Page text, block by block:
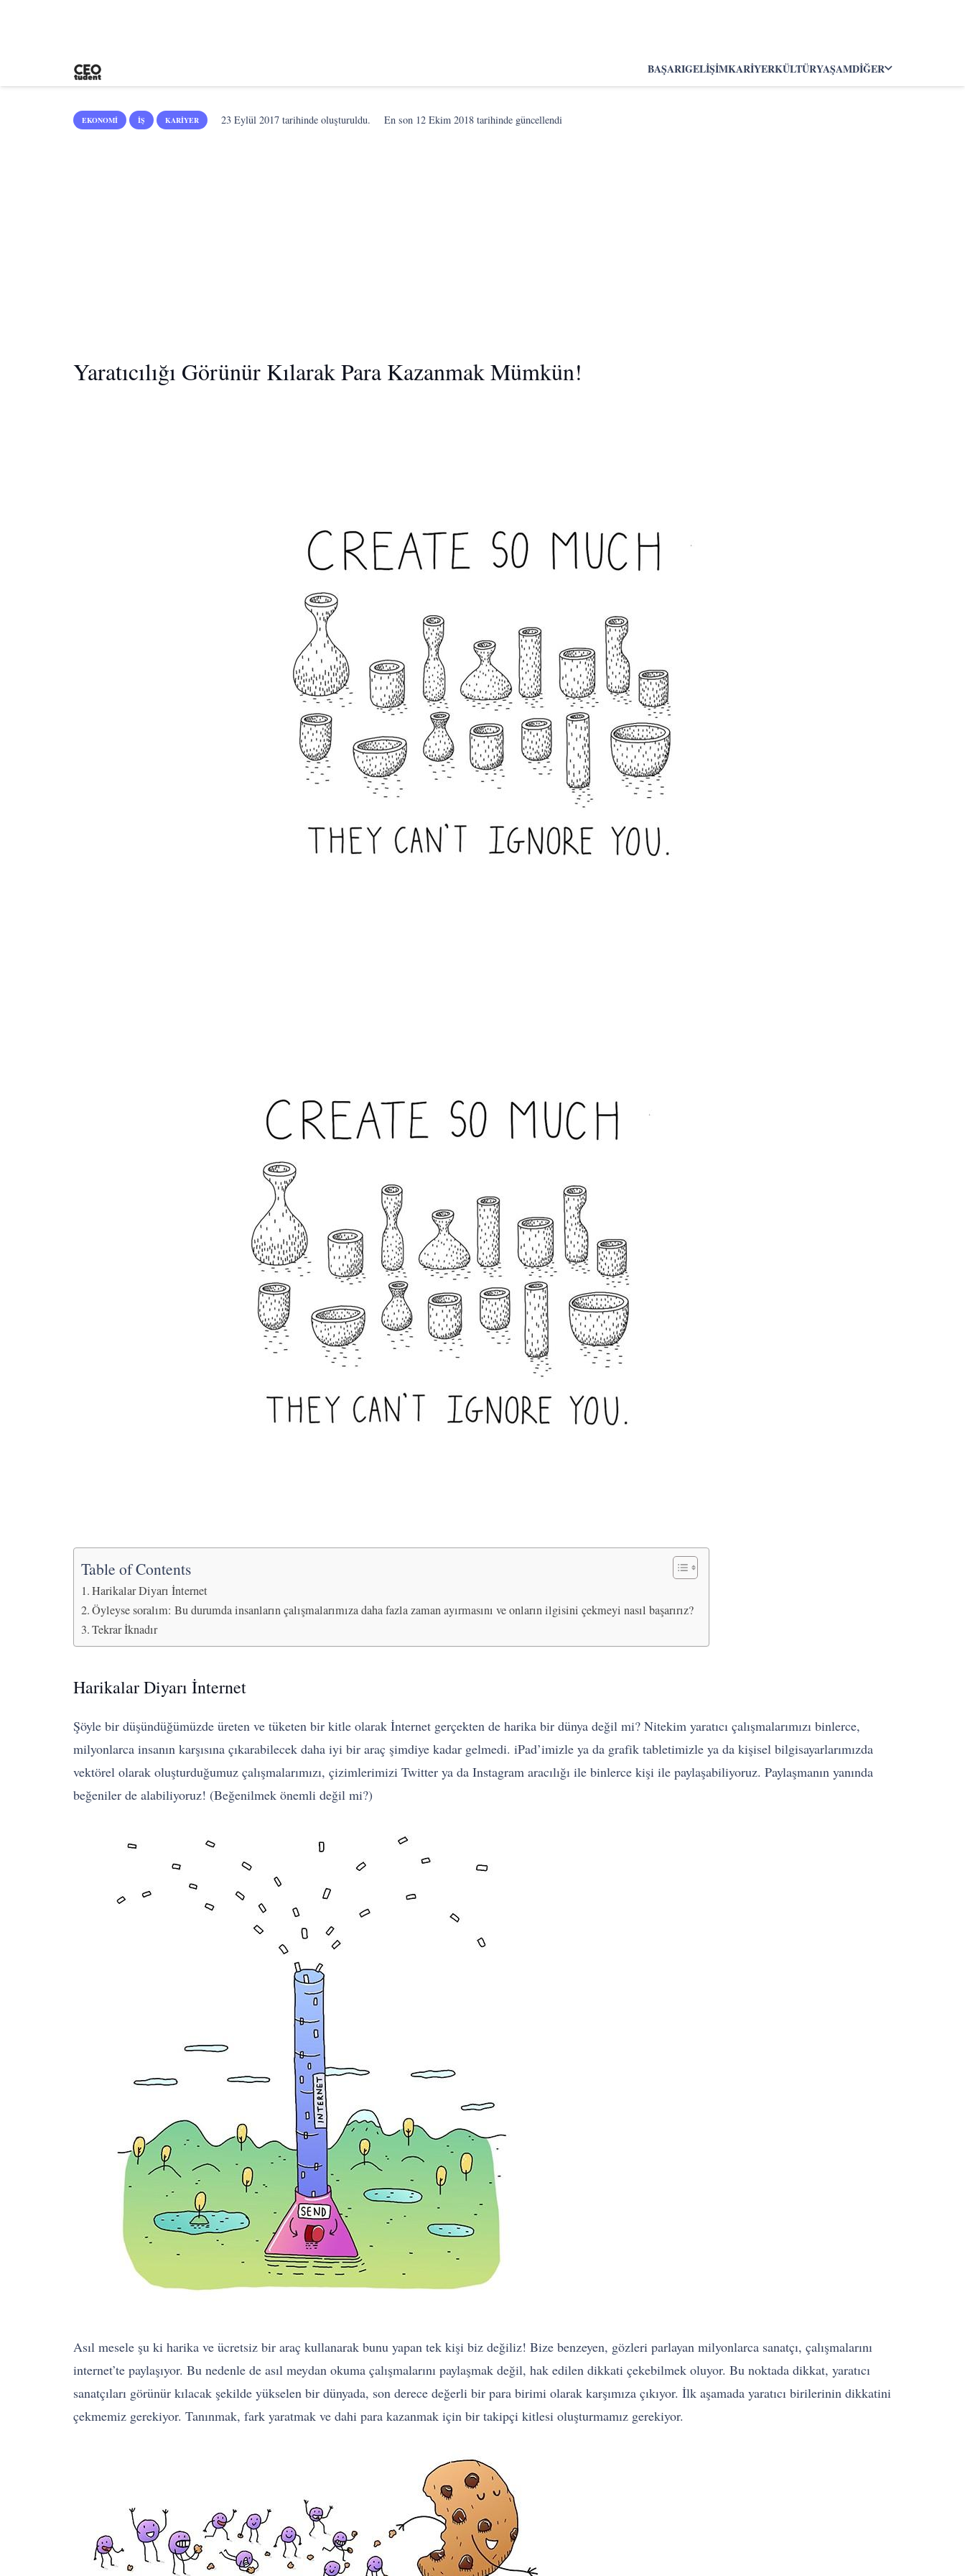
BAŞARIGELIŞIMKARIYERKÜLTÜRYAŞAMDIĞER
EKONOMI İŞ KARIYER 23 Eylül 2017 tarihinde oluşturuldu. En son 12 Ekim 2018 tarihinde güncellendi
Yaratıcılığı Görünür Kılarak Para Kazanmak Mümkün!
Table of Contents
Harikalar Diyarı İnternet
Öyleyse soralım: Bu durumda insanların çalışmalarımıza daha fazla zaman ayırmasını ve onların ilgisini çekmeyi nasıl başarırız?
Tekrar İknadır
Harikalar Diyarı İnternet
Şöyle bir düşündüğümüzde üreten ve tüketen bir kitle olarak İnternet gerçekten de harika bir dünya değil mi? Nitekim yaratıcı çalışmalarımızı binlerce,
milyonlarca insanın karşısına çıkarabilecek daha iyi bir araç şimdiye kadar gelmedi. iPad’imizle ya da grafik tabletimizle ya da kişisel bilgisayarlarımızda
vektörel olarak oluşturduğumuz çalışmalarımızı, çizimlerimizi Twitter ya da Instagram aracılığı ile binlerce kişi ile paylaşabiliyoruz. Paylaşmanın yanında
beğeniler de alabiliyoruz! (Beğenilmek önemli değil mi?)
Asıl mesele şu ki harika ve ücretsiz bir araç kullanarak bunu yapan tek kişi biz değiliz! Bize benzeyen, gözleri parlayan milyonlarca sanatçı, çalışmalarını
internet’te paylaşıyor. Bu nedenle de asıl meydan okuma çalışmalarını paylaşmak değil, hak edilen dikkati çekebilmek oluyor. Bu noktada dikkat, yaratıcı
sanatçıları görünür kılacak şekilde yükselen bir dünyada, son derece değerli bir para birimi olarak karşımıza çıkıyor. İlk aşamada yaratıcı birilerinin dikkatini
çekmemiz gerekiyor. Tanınmak, fark yaratmak ve dahi para kazanmak için bir takipçi kitlesi oluşturmamız gerekiyor.